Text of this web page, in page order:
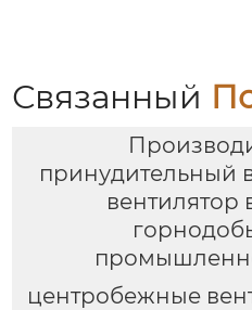
Связанный
принудительный
вентилятор
центробежные